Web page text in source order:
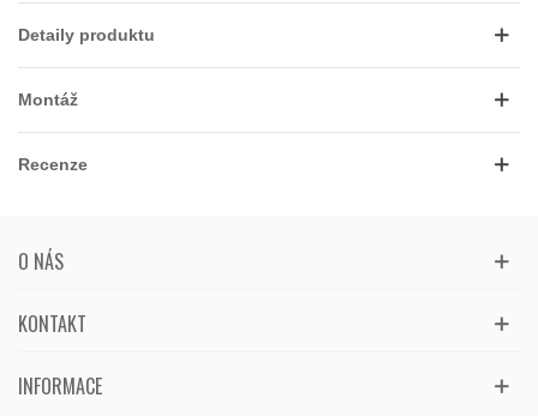
Detaily produktu
Montáž
Recenze
O NÁS
KONTAKT
INFORMACE